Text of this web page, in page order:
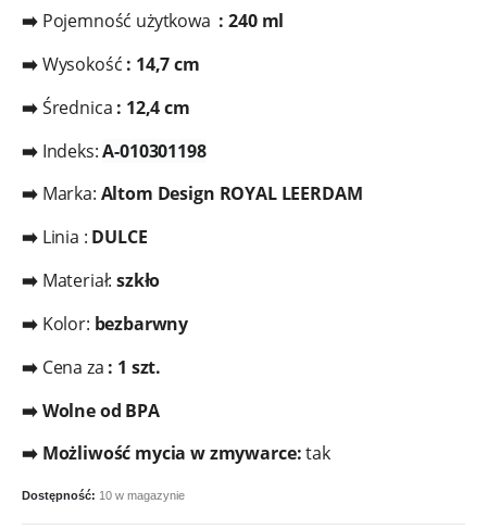
➡️ Pojemność użytkowa : 240 ml
➡️Wysokość : 14,7 cm
➡️Średnica : 12,4 cm
➡️ Indeks: A-010301198
➡️ Marka: Altom Design ROYAL LEERDAM
➡️ Linia : DULCE
➡️ Materiał:szkło
➡️ Kolor: bezbarwny
➡️ Cena za : 1 szt.
➡️ Wolne od BPA
➡️ Możliwość mycia w zmywarce:tak
Dostępność: 10 w magazynie